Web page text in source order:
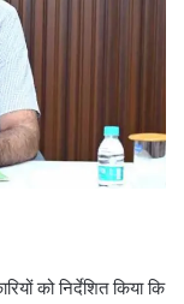
को निर्देशित किया कि